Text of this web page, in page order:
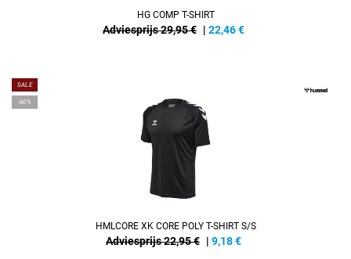
HG COMP T-SHIRT
Adviesprijs 29,95 € | 22,46€
SALE
-60%
HMLCORE XK CORE POLY T-SHIRT S/S
Adviesprijs 22,95 € | 9,18€